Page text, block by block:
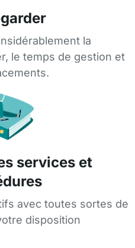
la
le temps de gestion et
services et
avec toutes sortes de
disposition